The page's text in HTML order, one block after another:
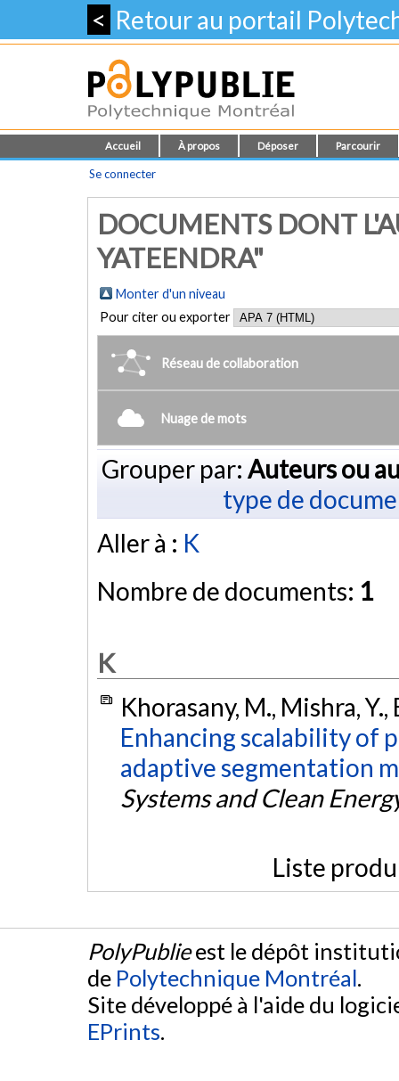
< Retour au portail
Accueil À propos Déposer Parcourir
Se connecter
DOCUMENTS DONT
YATEENDRA"
Monter d'un niveau
Pour citer ou exporter
Réseau de collaboration
Nuage de mots
Grouper par: Auteurs ou
type de
Aller à : K
Nombre de documents: 1
K
Khorasany, M., Mishra,
Enhancing scalability of
adaptive segmentation
Systems and Clean
Liste
PolyPublieest le dépôt
de Polytechnique Montréal.
Site développé à l'aide du
EPrints.